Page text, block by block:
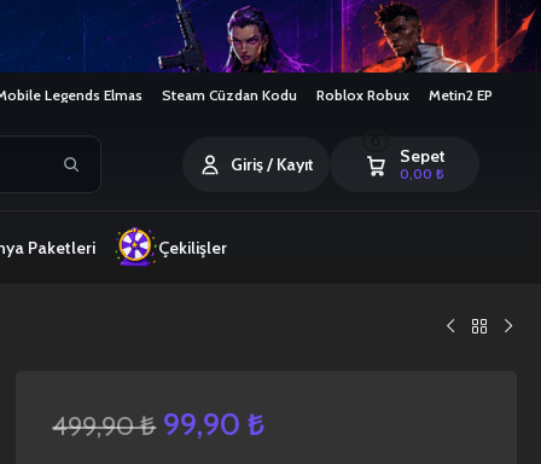
Legends Elmas Steam Cüzdan Kodu Roblox Robux Metin2 EP
Giriş / Kayıt Sepet
0,00₺
Paketleri Çekilişler
499,90₺ 99,90₺